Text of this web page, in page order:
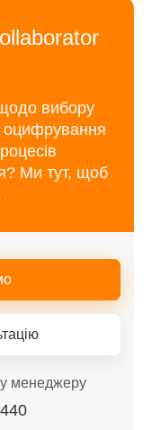
вибору
оцифрування
Ми тут, щоб
менеджеру